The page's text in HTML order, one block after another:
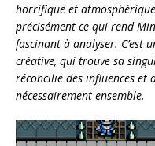
horrifique et
précisément ce qui rend
fascinant à analyser. C’est
créative, qui trouve sa
réconcilie des influences et
nécessairement ensemble.